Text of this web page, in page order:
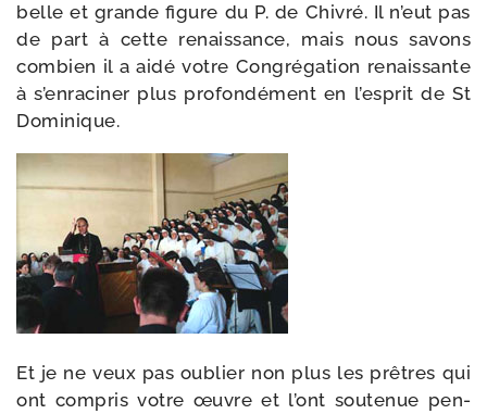
belle et grande figure du P. de Chivré. Il n’eut pas
de part à cette renais­sance, mais nous savons
com­bien il a aidé votre Congrégation renais­sante
à s’enraciner plus pro­fon­dé­ment en l’esprit de St
Dominique.
Et je ne veux pas oublier non plus les prêtres qui
ont com­pris votre œuvre et l’ont sou­te­nue pen­